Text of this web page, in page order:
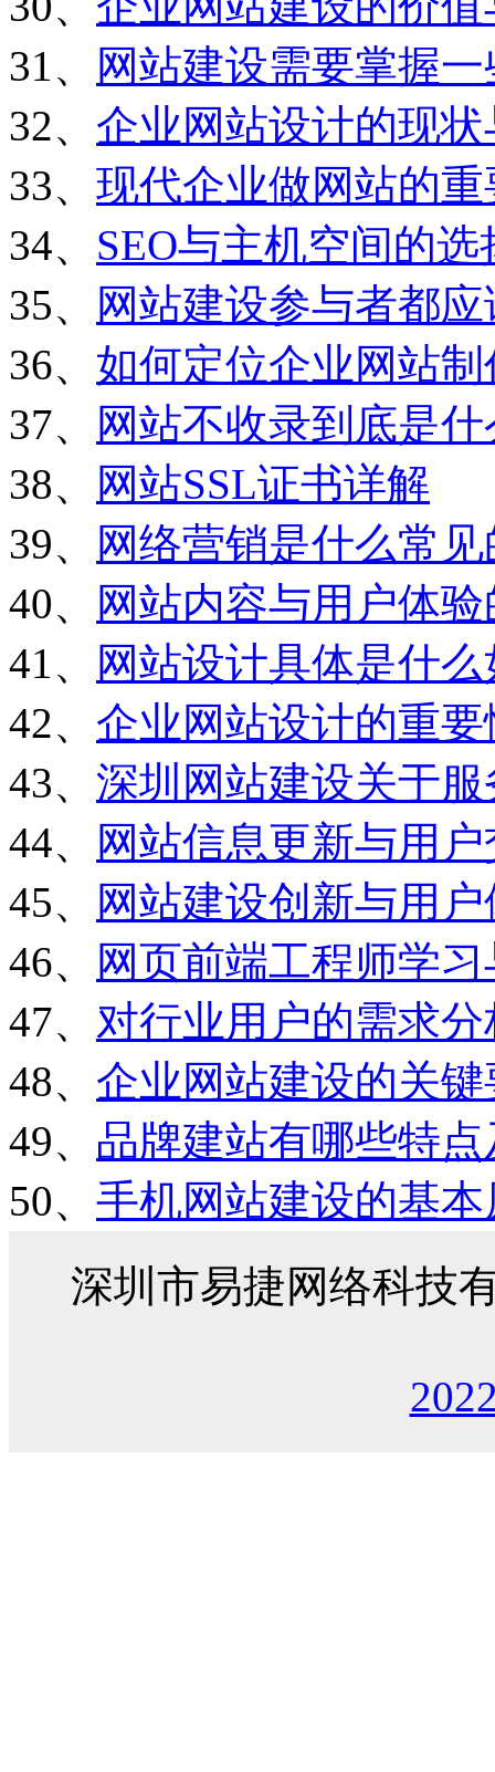
31、
网站建设需要掌握
32、 企业网站设计的现
33、 现代企业做网站的重
34、 SEO与主机空间的选
35、
网站建设参与者都
36、 如何定位企业网站
37、
网站不收录到底是
38、
网站SSL证书详解
39、
网络营销是什么常
40、
网站内容与用户体
41、
网站设计具体是什
42、 企业网站设计的重要
43、 深圳网站建设关于
44、
网站信息更新与用
45、
网站建设创新与用
46、
网页前端工程师学
47、 对行业用户的需求
48、 企业网站建设的关
49、 品牌建站有哪些特
50、 手机网站建设的基本
深圳市易捷网络科